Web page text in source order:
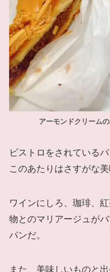
アーモンドクリーム
ビストロをされている
このあたりはさすがな美
ワインにしろ、珈琲、
物とのマリアージュが
パンだ。
また、美味しいものと